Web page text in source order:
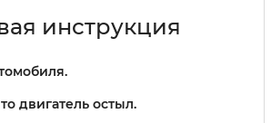
инструкция
двигатель остыл.